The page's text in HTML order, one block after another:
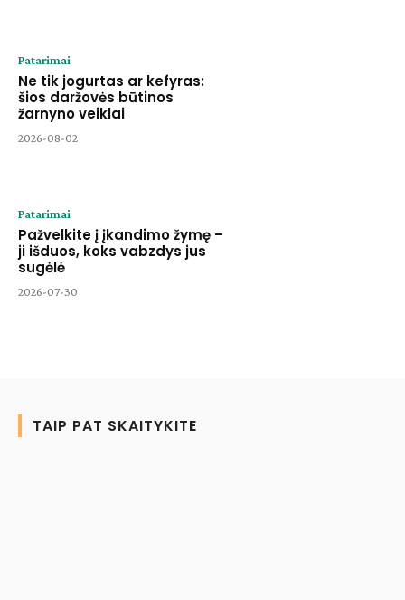
Patarimai
Ne tik jogurtas ar kefyras:
šios daržovės būtinos
žarnyno veiklai
2026-08-02
Patarimai
Pažvelkite į įkandimo žymę –
ji išduos, koks vabzdys jus
sugėlė
2026-07-30
TAIP PAT SKAITYKITE